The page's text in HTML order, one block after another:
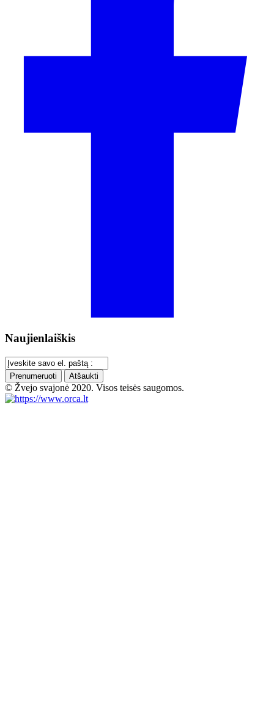
Naujienlaiškis
Prenumeruoti Atšaukti
© Žvejo svajonė 2020. Visos teisės saugomos.